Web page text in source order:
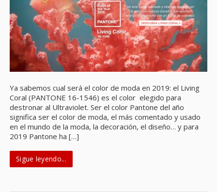
Ya sabemos cual será el color de moda en 2019: el Living
Coral (PANTONE 16-1546) es el color elegido para
destronar al Ultraviolet. Ser el color Pantone del año
significa ser el color de moda, el más comentado y usado
en el mundo de la moda, la decoración, el diseño… y para
2019 Pantone ha […]
Sigue leyendo...